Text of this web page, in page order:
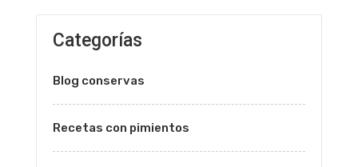
Categorías
Blog conservas
Recetas con pimientos